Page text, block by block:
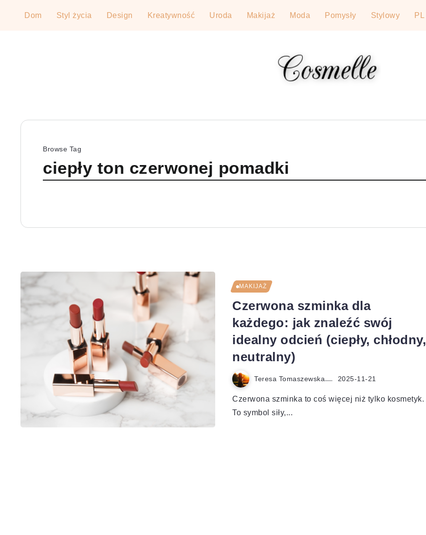
Dom Styl życia Design Kreatywność Uroda Makijaż Moda Pomysły Stylowy PL
Browse Tag
ciepły ton czerwonej pomadki
MAKIJAŻ
Czerwona szminka dla
każdego: jak znaleźć swój
idealny odcień (ciepły, chłodny,
neutralny)
Teresa Tomaszewska 2025-11-21
Czerwona szminka to coś więcej niż tylko kosmetyk.
To symbol siły,...